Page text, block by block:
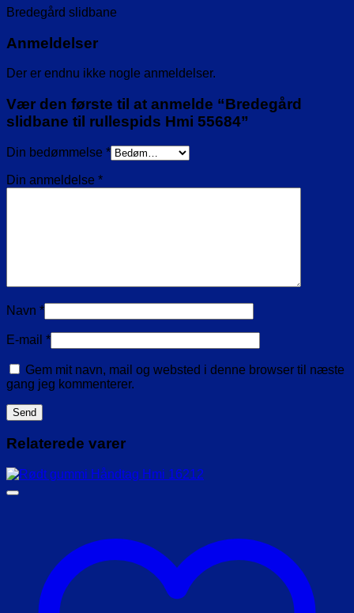
Bredegård slidbane
Anmeldelser
Der er endnu ikke nogle anmeldelser.
Vær den første til at anmelde “Bredegård
slidbane til rullespids Hmi 55684”
Din bedømmelse *
Din anmeldelse *
Navn *
E-mail *
Gem mit navn, mail og websted i denne browser til næste
gang jeg kommenterer.
Relaterede varer